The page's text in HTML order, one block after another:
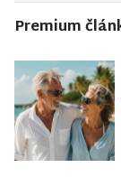
Premium